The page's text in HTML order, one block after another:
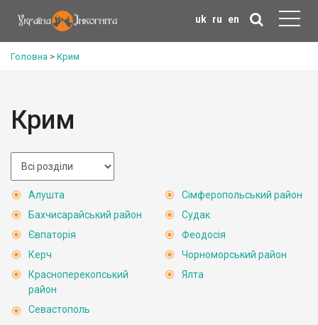
uk ru en
Головна > Крим
Крим
Алушта
Бахчисарайський район
Євпаторія
Керч
Красноперекопський
район
Севастополь
Сімферопольський район
Судак
Феодосія
Чорноморський район
Ялта